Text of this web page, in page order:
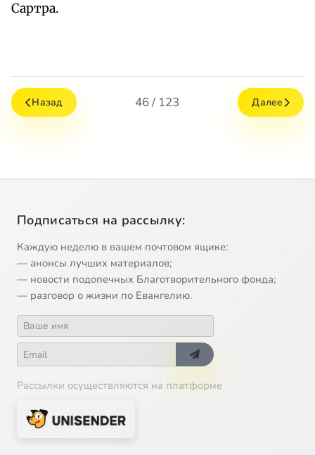
Сартра.
Назад 46 / 123 Далее
Подписаться на рассылку:
Каждую неделю в вашем почтовом ящике:
— анонсы лучших материалов;
— новости подопечных Благотворительного фонда;
— разговор о жизни по Евангелию.
Рассылки осуществляются на платформе